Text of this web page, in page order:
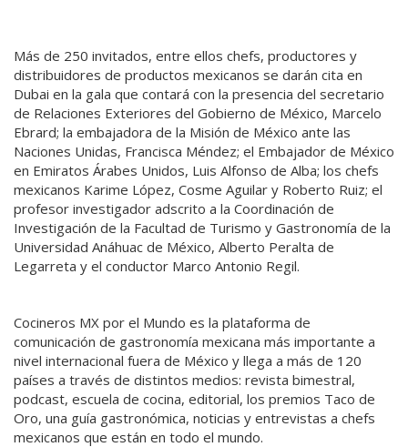
Más de 250 invitados, entre ellos chefs, productores y
distribuidores de productos mexicanos se darán cita en
Dubai en la gala que contará con la presencia del secretario
de Relaciones Exteriores del Gobierno de México, Marcelo
Ebrard; la embajadora de la Misión de México ante las
Naciones Unidas, Francisca Méndez; el Embajador de México
en Emiratos Árabes Unidos, Luis Alfonso de Alba; los chefs
mexicanos Karime López, Cosme Aguilar y Roberto Ruiz; el
profesor investigador adscrito a la Coordinación de
Investigación de la Facultad de Turismo y Gastronomía de la
Universidad Anáhuac de México, Alberto Peralta de
Legarreta y el conductor Marco Antonio Regil.
Cocineros MX por el Mundo es la plataforma de
comunicación de gastronomía mexicana más importante a
nivel internacional fuera de México y llega a más de 120
países a través de distintos medios: revista bimestral,
podcast, escuela de cocina, editorial, los premios Taco de
Oro, una guía gastronómica, noticias y entrevistas a chefs
mexicanos que están en todo el mundo.